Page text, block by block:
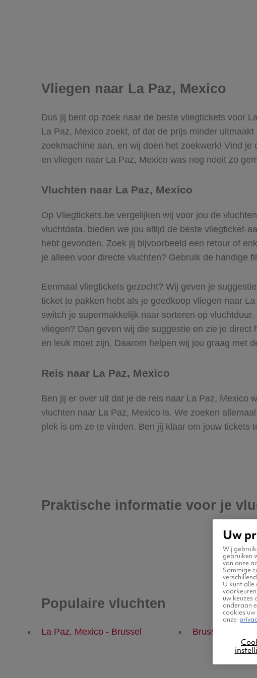
Vliegen naar La Paz, Mexico
Dus jij bent op zoek naar de beste vliegtickets voor
La Paz, Mexico zoekt, of dat de prijs minder
zoekmachine aan, en wij doen het zoekwerk! Vind
en vliegen naar La Paz, Mexico was nog nooit zo
Vluchten naar La Paz, Mexico
Op Vliegtickets.be vergelijken wij voor jou de
vluchtdata, bieden we jou altijd de beste vliegticket-
hebt gevonden. Zoek jij bijvoorbeeld een retour of
je alleen voor directe vluchten? Gebruik de handige
Eenmaal vliegtickets gezocht? Wij geven je
ticket te pakken hebt als je goedkoop vliegen naar
switch je supermakkelijk naar sorteren op
vliegen? Dan geven wij die suggestie en zie je
en leuk moet zijn. Daarom helpen wij jou graag met
Reis naar La Paz, Mexico
Ben jij er over uit dat je de reis naar La Paz, Mexico
vluchten naar La Paz, Mexico is. We zoeken
plek is om ze te vinden. Ben jij klaar om jouw tickets
Praktische informatie voor je
Populaire vluchten
La Paz, Mexico - Brussel Brussel - La
Uw
Wij
gebruiken
van onze
Sommige
U kunt alle
uw keuzes
onderaan
cookies
onze